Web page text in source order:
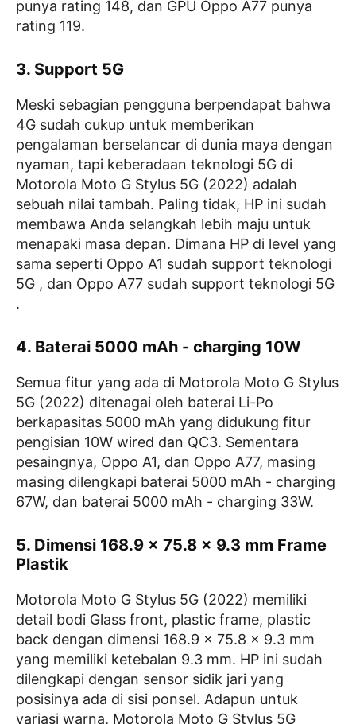
punya rating 148, dan GPU Oppo A77 punya
rating 119.
3. Support 5G
Meski sebagian pengguna berpendapat bahwa
4G sudah cukup untuk memberikan
pengalaman berselancar di dunia maya dengan
nyaman, tapi keberadaan teknologi 5G di
Motorola Moto G Stylus 5G (2022) adalah
sebuah nilai tambah. Paling tidak, HP ini sudah
membawa Anda selangkah lebih maju untuk
menapaki masa depan. Dimana HP di level yang
sama seperti Oppo A1 sudah support teknologi
5G , dan Oppo A77 sudah support teknologi 5G
.
4. Baterai 5000 mAh - charging 10W
Semua fitur yang ada di Motorola Moto G Stylus
5G (2022) ditenagai oleh baterai Li-Po
berkapasitas 5000 mAh yang didukung fitur
pengisian 10W wired dan QC3. Sementara
pesaingnya, Oppo A1, dan Oppo A77, masing
masing dilengkapi baterai 5000 mAh - charging
67W, dan baterai 5000 mAh - charging 33W.
5. Dimensi 168.9 x 75.8 x 9.3 mm Frame
Plastik
Motorola Moto G Stylus 5G (2022) memiliki
detail bodi Glass front, plastic frame, plastic
back dengan dimensi 168.9 x 75.8 x 9.3 mm
yang memiliki ketebalan 9.3 mm. HP ini sudah
dilengkapi dengan sensor sidik jari yang
posisinya ada di sisi ponsel. Adapun untuk
variasi warna, Motorola Moto G Stylus 5G